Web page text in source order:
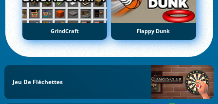
GrindCraft Flappy Dunk
Jeu De Fléchettes